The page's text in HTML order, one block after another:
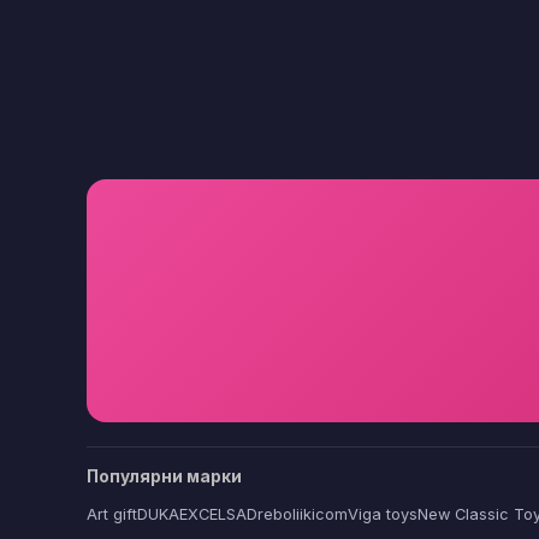
Популярни марки
Art giftDUKAEXCELSADreboliikicomViga toysNew Classic